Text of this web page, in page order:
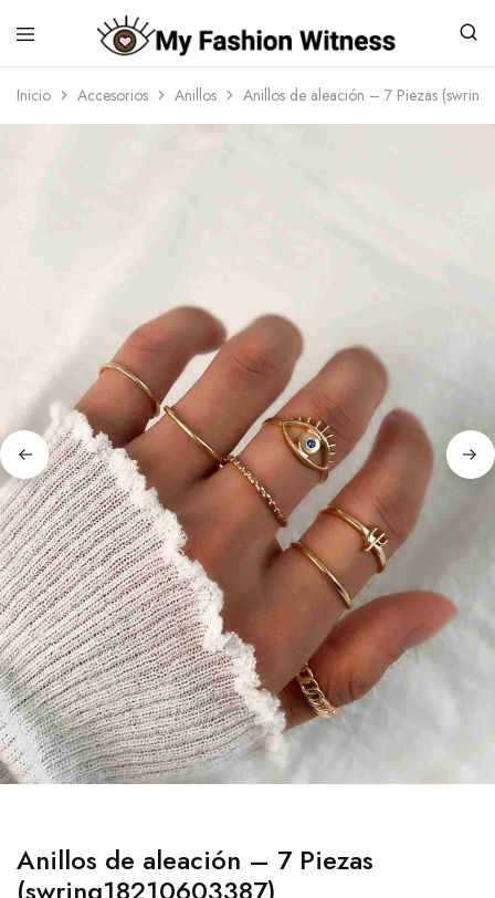
Inicio Accesorios Anillos Anillos de aleación – 7 Piezas
Anillos de aleación – 7 Piezas